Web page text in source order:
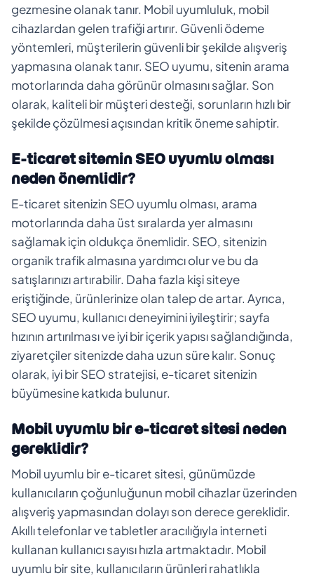
gezmesine olanak tanır. Mobil uyumluluk, mobil
cihazlardan gelen trafiği artırır. Güvenli ödeme
yöntemleri, müşterilerin güvenli bir şekilde alışveriş
yapmasına olanak tanır. SEO uyumu, sitenin arama
motorlarında daha görünür olmasını sağlar. Son
olarak, kaliteli bir müşteri desteği, sorunların hızlı bir
şekilde çözülmesi açısından kritik öneme sahiptir.
E-ticaret sitemin SEO uyumlu olması
neden önemlidir?
E-ticaret sitenizin SEO uyumlu olması, arama
motorlarında daha üst sıralarda yer almasını
sağlamak için oldukça önemlidir. SEO, sitenizin
organik trafik almasına yardımcı olur ve bu da
satışlarınızı artırabilir. Daha fazla kişi siteye
eriştiğinde, ürünlerinize olan talep de artar. Ayrıca,
SEO uyumu, kullanıcı deneyimini iyileştirir; sayfa
hızının artırılması ve iyi bir içerik yapısı sağlandığında,
ziyaretçiler sitenizde daha uzun süre kalır. Sonuç
olarak, iyi bir SEO stratejisi, e-ticaret sitenizin
büyümesine katkıda bulunur.
Mobil uyumlu bir e-ticaret sitesi neden
gereklidir?
Mobil uyumlu bir e-ticaret sitesi, günümüzde
kullanıcıların çoğunluğunun mobil cihazlar üzerinden
alışveriş yapmasından dolayı son derece gereklidir.
Akıllı telefonlar ve tabletler aracılığıyla interneti
kullanan kullanıcı sayısı hızla artmaktadır. Mobil
uyumlu bir site, kullanıcıların ürünleri rahatlıkla